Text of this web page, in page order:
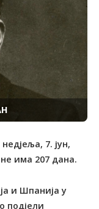
7. јун,
има 207 дана.
битака у Другом свјетском рату почео завршни њемачки напад на Крим ради заузимања Керча и Севастопоља. Совјетске снаге су пружиле жесток отпор непријатељу, неупоредиво надмоћнијем у тенковима и авионима, али су послије мјесец дана дијелом уништене, а дијелом евакуисане с полуострва. Севастопољ је пао послије 250 дана херојске одбране. 1942. - Окончана четвородневна битка за пацифичка острва, у којој су Американци нанијели први озбиљан пораз Јапанцима у Другом свјетском рату. 1942. - У Јајинцима стријељан српски сликар јеврејског поријекла Бора Барух, који је заробљен као учесник Народноослободилачке борбе у Другом свјетском рату. Излагао је у Паризу, Лондону и Београду. На његовим сликама преовладавају пејзажи Париза и Београда, мора, затим мртва природа, портрети и композиције. У посљедњим годинама живота је сликао мотиве из рата и логора. Реалистичку концепцију је остваривао топлом импресионистичком обрадом. 1944. - Врховни штаб Народноослободилачке војске и партизанских одреда Југославије у Другом свјетском рату стигао на острво Вис. Послије њемачког ваздушног десанта на Дрвар 25. маја 1944. дио Врховног штаба је пребачен совјетским авионом у Бари, а затим британским бродом на Вис. 1948. - Предсједник Чехословачке Едуард Бенеш поднио оставку, не желећи да потпише нови устав, према којем је земља постала комунистичка држава. 1960. - Рођена Светлана Китић, најбоља српска, ексјугословенска и свјетска рукометашица. 1967. - Трећег дана израелско-арапског рата израелске снаге избиле на Суецки канал. 1970. - Умро енглески писац Едвард Морган Форстер, оштруман посматрач и аналитичар, духовит и ироничан. Живио је у Италији и Грчкој и нека дјела су тематски везана за те земље. Успјешно је контрастирао слободу паганизма и спутаност енглеске цивилизације . Дјела: романи "Гдје се анђели плаше да кроче", "Соба са изгледом", "Једно путовање у Индију", "Најдуже путовање", приче "Небески омнибус", "Вјечни тренутак", студија "Видови романа". 1971. - Совјетски васионски брод "Сојуз 2" спојио се у орбити око Земље са свемирском станицом "Саљут". 1973. - Канцелар западне Њемачке Вили Брант допутовао у Израел, као први западноњемачки лидер који је посјетио јеврејску државу. 1974. - У Ивањици пуштена у рад прва земаљска сателитска станица у Југославији за међуконтиненталне телефонске линије и ТВ програме. Станица је потпуно разорена бомбардовањем из ваздуха у прољеће 1999. током агресије НАТО пакта, предвођеног САД, на Савезну Републику Југославију. 1980. - Умро амерички писац Хенри Милер, који је страсно оспоравао друштвене конвенције и величао секс и умјетност. Забрањивана као порнографска и опсцена, његова дјела садрже странице врхунске поетске љепоте и луцидне есејистичке и филозофске дегресије. Бавио се и сликарс